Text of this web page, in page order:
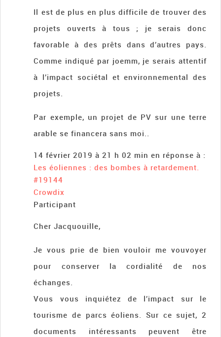
Il est de plus en plus difficile de trouver des
projets ouverts à tous ; je serais donc
favorable à des prêts dans d’autres pays.
Comme indiqué par joemm, je serais attentif
à l’impact sociétal et environnemental des
projets.
Par exemple, un projet de PV sur une terre
arable se financera sans moi..
14 février 2019 à 21 h 02 min en réponse à :
Les éoliennes : des bombes à retardement.
#19144
Crowdix
Participant
Cher Jacquouille,
Je vous prie de bien vouloir me vouvoyer
pour conserver la cordialité de nos
échanges.
Vous vous inquiétez de l’impact sur le
tourisme de parcs éoliens. Sur ce sujet, 2
documents intéressants peuvent être